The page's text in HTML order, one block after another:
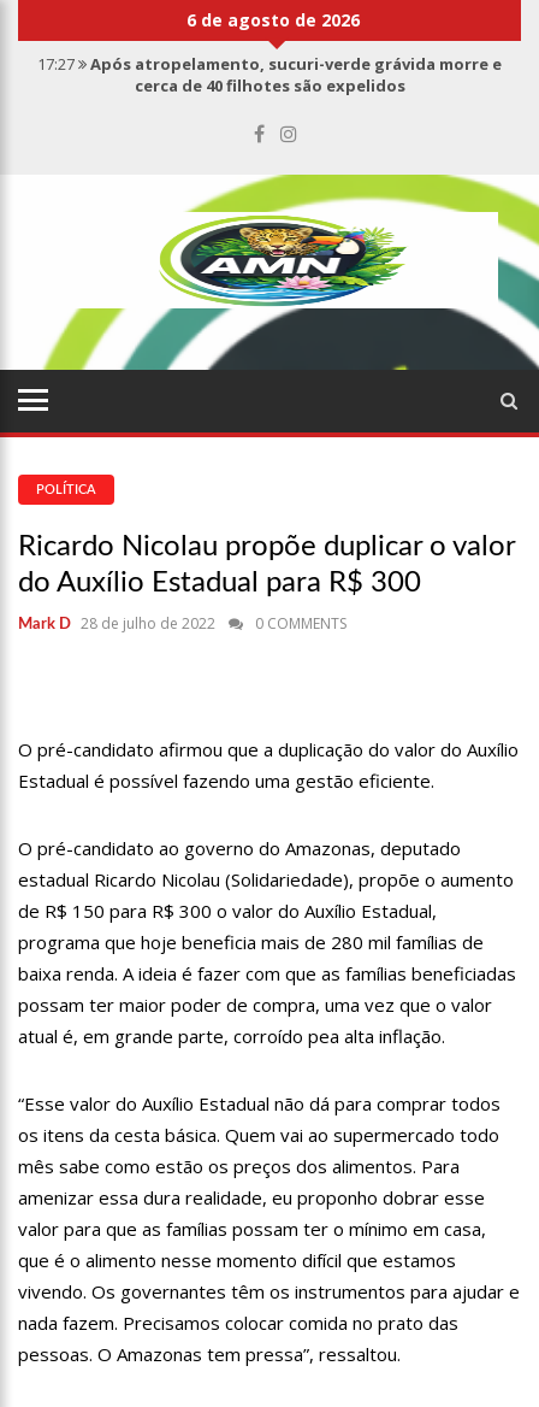
6 de agosto de 2026
17:27
Após atropelamento, sucuri-verde grávida morre e
cerca de 40 filhotes são expelidos
suspeita de botulismo
Saiba quem é Mazinho da Ecobarreira, candidato a vereador
de Manaus (vídeo)
Consumidores denunciam falta de preços em produtos e até
mau cheiro em freezer de supermercado na Cidade Nova
Justiça proíbe ex-prefeito de chegar perto de prefeita de
Nhamundá, no AM
15:01
Carro envolvido em acidente fatal pertencia a Wanderley
13:43
07:21 Grave explosão em clube de tiro deixa quatro vítimas fatais
18:42 Preço médio da gasolina registra queda e vai a R$ 5,04 no
17:36 Prefeitura de Manaus recupera praça da Saudade e
fortalece patrimônio histórico amazonense
jurídica de Lula contra Bolsonaro
09:06
David Almeida desce de carro na Boulevard e reafirma apoio
para Hissa Abrahão: ‘meu deputado federal’
09:04 BOMBA! Pastor é coagido por sistema político da Ieadam para
adesivar seu veículo com candidatos da instituição – Veja vídeo!
Com a família, Israel Carvalho participa de ato pró-Brasil
neste 07 de setembro
23:48 Hissa Abrahão é recebido por multidão na zona Leste de
Manaus
23:40 Hissa Abrahão critica decisão de Barroso sobre piso salarial
Com quase 300 mil votos para o Senado em 2018, Hissa é
recebido por multidão na zona Sul de Manaus
12:51 Hissa Abrahão dispara e deve ser o primeiro no Avante à
Câmara Federal
21:55 Hissa Abrahão fala em oportunidades para feirantes no
Eldorado
22:45 Hissa Abrahão tem candidatura deferida pela Justiça Eleitoral
Hissa Abrahão pede aos eleitores que compareçam às urnas
10:39 Tecnologia 5G: Sinal em Manaus será ativado até novembro
POLÍTICA
Ricardo Nicolau propõe duplicar o valor
do Auxílio Estadual para R$ 300
Mark D 28 de julho de 2022 0 COMMENTS
O pré-candidato afirmou que a duplicação do valor do Auxílio
Estadual é possível fazendo uma gestão eficiente.
O pré-candidato ao governo do Amazonas, deputado
estadual Ricardo Nicolau (Solidariedade), propõe o aumento
de R$ 150 para R$ 300 o valor do Auxílio Estadual,
programa que hoje beneficia mais de 280 mil famílias de
baixa renda. A ideia é fazer com que as famílias beneficiadas
possam ter maior poder de compra, uma vez que o valor
atual é, em grande parte, corroído pea alta inflação.
“Esse valor do Auxílio Estadual não dá para comprar todos
os itens da cesta básica. Quem vai ao supermercado todo
mês sabe como estão os preços dos alimentos. Para
amenizar essa dura realidade, eu proponho dobrar esse
valor para que as famílias possam ter o mínimo em casa,
que é o alimento nesse momento difícil que estamos
vivendo. Os governantes têm os instrumentos para ajudar e
nada fazem. Precisamos colocar comida no prato das
pessoas. O Amazonas tem pressa”, ressaltou.